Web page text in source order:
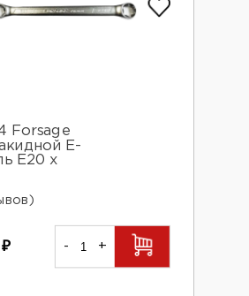
Forsage
Е-
Е20 х
₽ - +